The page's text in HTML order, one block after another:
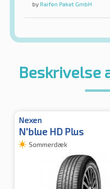
by Raifen Paket GmbH
Beskrivelse
Nexen
N'blue HD Plus
Sommerdæk